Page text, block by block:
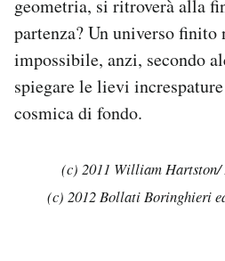
geometria, si ritroverà alla
partenza? Un universo finito
impossibile, anzi, secondo
spiegare le lievi
cosmica di fondo.
(c) 2011 William
(c) 2012 Bollati Boringhieri